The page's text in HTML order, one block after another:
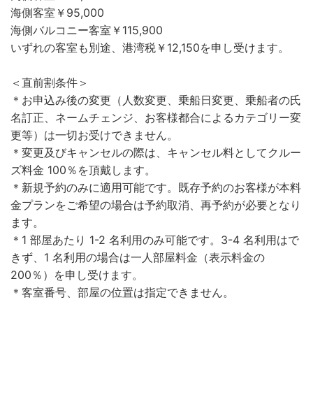
海側客室￥95,000
海側バルコニー客室￥115,900
いずれの客室も別途、港湾税￥12,150を申し受けます。
＜直前割条件＞
＊お申込み後の変更（人数変更、乗船日変更、乗船者の氏
名訂正、ネームチェンジ、お客様都合によるカテゴリー変
更等）は一切お受けできません。
＊変更及びキャンセルの際は、キャンセル料としてクルー
ズ料金 100％を頂戴します。
＊新規予約のみに適用可能です。既存予約のお客様が本料
金プランをご希望の場合は予約取消、再予約が必要となり
ます。
＊1 部屋あたり 1-2 名利用のみ可能です。3-4 名利用はで
きず、1 名利用の場合は一人部屋料金（表示料金の
200％）を申し受けます。
＊客室番号、部屋の位置は指定できません。